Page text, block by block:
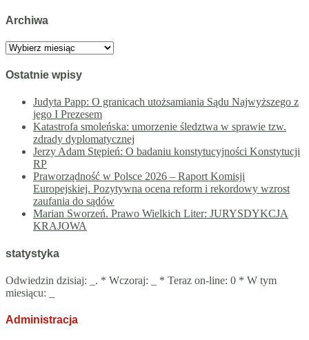
Archiwa
Archiwa
Ostatnie wpisy
Judyta Papp: O granicach utożsamiania Sądu Najwyższego z
jego I Prezesem
Katastrofa smoleńska: umorzenie śledztwa w sprawie tzw.
zdrady dyplomatycznej
Jerzy Adam Stępień: O badaniu konstytucyjności Konstytucji
RP
Praworządność w Polsce 2026 – Raport Komisji
Europejskiej. Pozytywna ocena reform i rekordowy wzrost
zaufania do sądów
Marian Sworzeń. Prawo Wielkich Liter: JURYSDYKCJA
KRAJOWA
statystyka
Odwiedzin dzisiaj: . * Wczoraj:
* Teraz on-line: 0 * W tym
miesiącu:
Administracja